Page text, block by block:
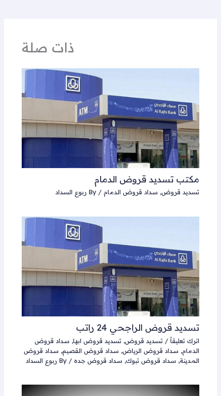
ذات صلة
مكتب تسديد قروض الدمام
تسديد قروض, سداد قروض الدمام / By ربوع السداد
تسديد قروض الراجحي 24 راتب
اترك تعليقاً /تسديد قروض,تسديد قروض ابها, سداد قروض
الدمام, سداد قروض الرياض, سداد قروض القصيم, سداد قروض
المدينة, سداد قروض تبوك, سداد قروض جده / By ربوع السداد